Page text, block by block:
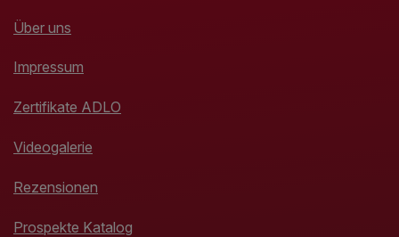
Über uns
Impressum
Zertifikate ADLO
Videogalerie
Rezensionen
Prospekte Katalog